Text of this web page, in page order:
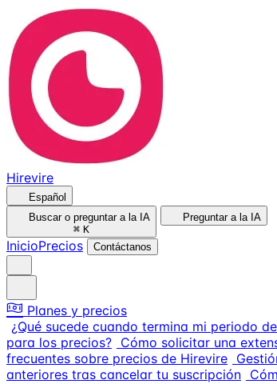
Hirevire
Español
Buscar o preguntar a la IA
⌘ K
Preguntar a la IA
InicioPrecios Contáctanos
Planes y precios
¿Qué sucede cuando termina mi periodo
para los precios? Cómo solicitar una
frecuentes sobre precios de Hirevire
anteriores tras cancelar tu suscripción